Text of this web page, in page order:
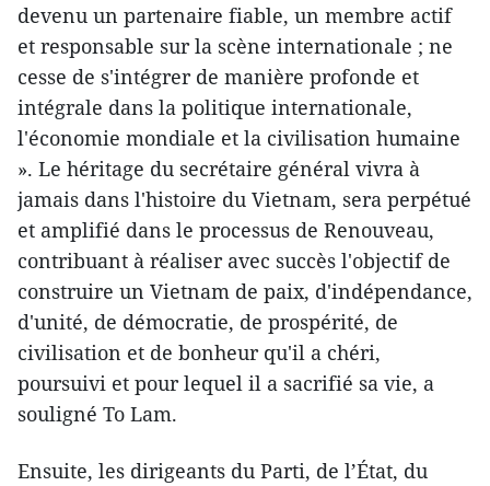
devenu un partenaire fiable, un membre actif
et responsable sur la scène internationale ; ne
cesse de s'intégrer de manière profonde et
intégrale dans la politique internationale,
l'économie mondiale et la civilisation humaine
». Le héritage du secrétaire général vivra à
jamais dans l'histoire du Vietnam, sera perpétué
et amplifié dans le processus de Renouveau,
contribuant à réaliser avec succès l'objectif de
construire un Vietnam de paix, d'indépendance,
d'unité, de démocratie, de prospérité, de
civilisation et de bonheur qu'il a chéri,
poursuivi et pour lequel il a sacrifié sa vie, a
souligné To Lam.
Ensuite, les dirigeants du Parti, de l’État, du